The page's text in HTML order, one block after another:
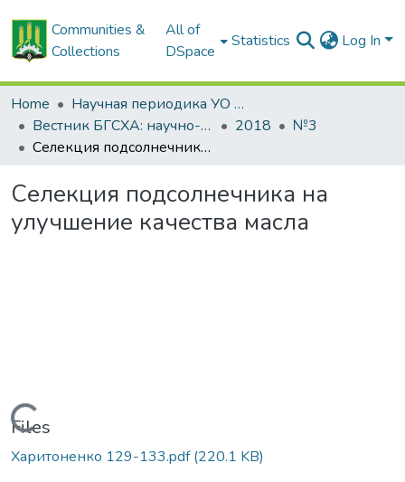
Communities &
Collections
All of
DSpace
Statistics Log In
Home
Научная периодика УО БГСХА
Вестник БГСХА: научно-методический журнал Белорусской государственной сельскохозяйственной академии
2018
№3
Селекция подсолнечника на улучшение качества масла
Селекция подсолнечника на
улучшение качества масла
Loading...
Files
Харитоненко 129-133.pdf(220.1 KB)